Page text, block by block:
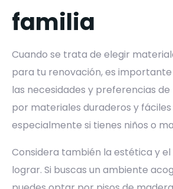
familia
Cuando se trata de elegir
para tu renovación, es
las necesidades y preferencias
por materiales duraderos y
especialmente si tienes niños o
Considera también la estética y el
lograr. Si buscas un ambiente